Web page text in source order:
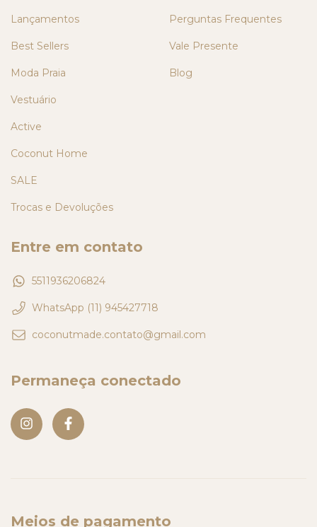
Lançamentos
Best Sellers
Moda Praia
Vestuário
Active
Coconut Home
SALE
Trocas e Devoluções
Perguntas Frequentes
Vale Presente
Blog
Entre em contato
5511936206824
WhatsApp (11) 945427718
coconutmade.contato@gmail.com
Permaneça conectado
Meios de pagamento